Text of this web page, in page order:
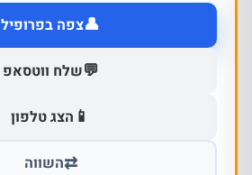
👤צפה בפרופיל
💬שלח ווטסאפ
📱 הצג טלפון
⇄השווה